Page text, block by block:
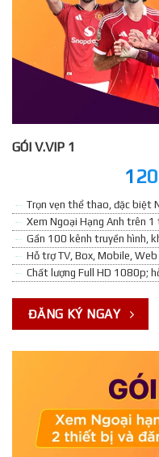
GÓI V.VIP 1
Trọn vẹn thể thao, đặc biệt
Xem Ngoại Hạng Anh trên
Gần 100 kênh truyền hình,
Hỗ trợ TV, Box, Mobile, Web
Chất lượng Full HD 1080p;
ĐĂNG KÝ NGAY